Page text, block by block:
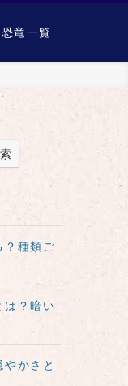
恐竜一覧
？種類ご
は？暗い
かさと